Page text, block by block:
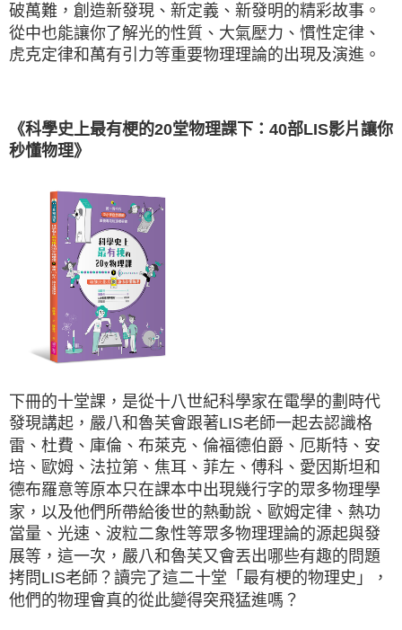
破萬難，創造新發現、新定義、新發明的精彩故事。
從中也能讓你了解光的性質、大氣壓力、慣性定律、
虎克定律和萬有引力等重要物理理論的出現及演進。
《科學史上最有梗的20堂物理課下：40部LIS影片讓你
秒懂物理》
下冊的十堂課，是從十八世紀科學家在電學的劃時代
發現講起，嚴八和魯芙會跟著LIS老師一起去認識格
雷、杜費、庫倫、布萊克、倫福德伯爵、厄斯特、安
培、歐姆、法拉第、焦耳、菲左、傅科、愛因斯坦和
德布羅意等原本只在課本中出現幾行字的眾多物理學
家，以及他們所帶給後世的熱動說、歐姆定律、熱功
當量、光速、波粒二象性等眾多物理理論的源起與發
展等，這一次，嚴八和魯芙又會丟出哪些有趣的問題
拷問LIS老師？讀完了這二十堂「最有梗的物理史」，
他們的物理會真的從此變得突飛猛進嗎？